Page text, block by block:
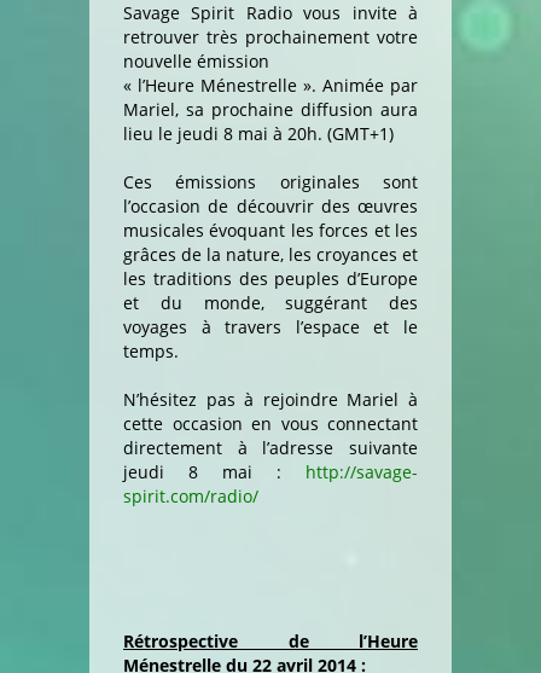
Savage Spirit Radio vous invite à
retrouver très prochainement votre
nouvelle émission
« l’Heure Ménestrelle ». Animée par
Mariel, sa prochaine diffusion aura
lieu le jeudi 8 mai à 20h. (GMT+1)
Ces émissions originales sont
l’occasion de découvrir des œuvres
musicales évoquant les forces et les
grâces de la nature, les croyances et
les traditions des peuples d’Europe
et du monde, suggérant des
voyages à travers l’espace et le
temps.
N’hésitez pas à rejoindre Mariel à
cette occasion en vous connectant
directement à l’adresse suivante
jeudi 8 mai : http://savage-
spirit.com/radio/
Rétrospective de l’Heure
Ménestrelle du 22 avril 2014 :